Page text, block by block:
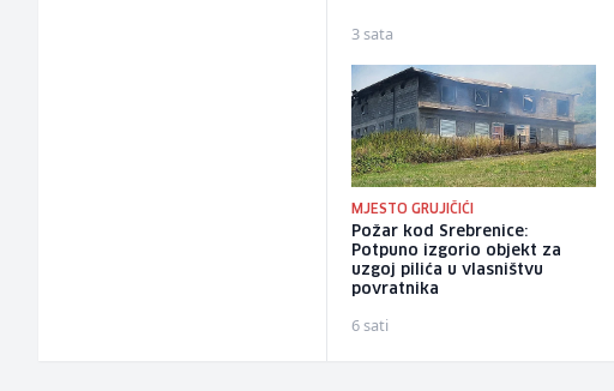
3 sata
MJESTO GRUJIČIĆI
Požar kod Srebrenice:
Potpuno izgorio objekt za
uzgoj pilića u vlasništvu
povratnika
6 sati